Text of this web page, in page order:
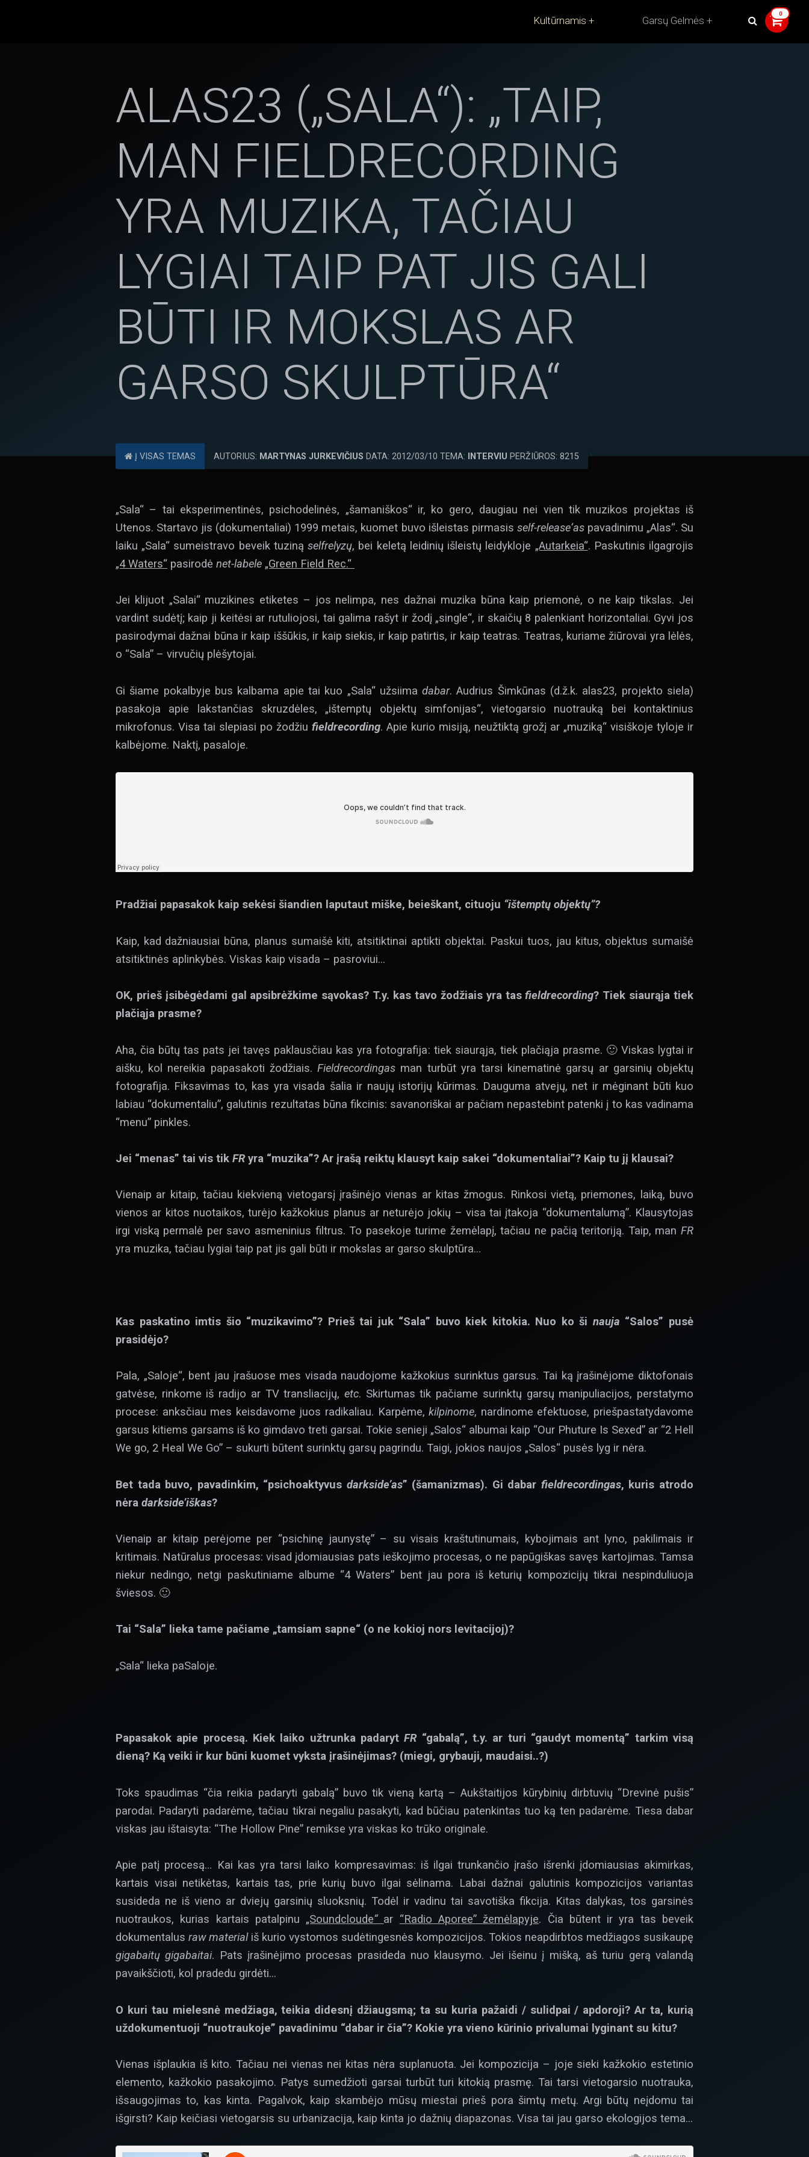
Kultūrnamis Garsų Gelmės
ALAS23 („SALA“): „TAIP,
MAN FIELDRECORDING
YRA MUZIKA, TAČIAU
LYGIAI TAIP PAT JIS GALI
BŪTI IR MOKSLAS AR
GARSO SKULPTŪRA“
Į VISAS TEMAS AUTORIUS: MARTYNAS JURKEVIČIUS DATA: 2012/03/10 TEMA: INTERVIU PERŽIŪROS: 8215
„Sala“ – tai eksperimentinės, psichodelinės, „šamaniškos“ ir, ko gero, daugiau nei vien tik muzikos projektas iš
Utenos. Startavo jis (dokumentaliai) 1999 metais, kuomet buvo išleistas pirmasis self-release‘aspavadinimu „Alas“. Su
laiku „Sala“ sumeistravo beveik tuzinąselfrelyzų, bei keletą leidinių išleistų leidykloje „Autarkeia“. Paskutinis ilgagrojis
„4 Waters“ pasirodė net-labele „Green Field Rec.“
Jei klijuot „Salai“ muzikines etiketes – jos nelimpa, nes dažnai muzika būna kaip priemonė, o ne kaip tikslas. Jei
vardint sudėtį; kaip ji keitėsi ar rutuliojosi, tai galima rašyt ir žodį „single“, ir skaičių 8 palenkiant horizontaliai. Gyvi jos
pasirodymai dažnai būna ir kaip iššūkis, ir kaip siekis, ir kaip patirtis, ir kaip teatras. Teatras, kuriame žiūrovai yra lėlės,
o “Sala” – virvučių plėšytojai.
Gi šiame pokalbyje bus kalbama apie tai kuo „Sala“ užsiimadabar. Audrius Šimkūnas (d.ž.k. alas23, projekto siela)
pasakoja apie lakstančias skruzdėles, „ištemptų objektų simfonijas“, vietogarsio nuotrauką bei kontaktinius
mikrofonus. Visa tai slepiasi po žodžiu fieldrecording. Apie kurio misiją, neužtiktą grožį ar „muziką“ visiškoje tyloje ir
kalbėjome. Naktį, pasaloje.
Pradžiai papasakok kaip sekėsi šiandien laputaut miške, beieškant, cituoju “ištemptų objektų”?
Kaip, kad dažniausiai būna, planus sumaišė kiti, atsitiktinai aptikti objektai. Paskui tuos, jau kitus, objektus sumaišė
atsitiktinės aplinkybės. Viskas kaip visada – pasroviui…
OK, prieš įsibėgėdami gal apsibrėžkime sąvokas? T.y. kas tavo žodžiais yra tasfieldrecording? Tiek siaurąja tiek
plačiąja prasme?
Aha, čia būtų tas pats jei tavęs paklausčiau kas yra fotografija: tiek siaurąja, tiek plačiąja prasme. 🙂 Viskas lygtai ir
aišku, kol nereikia papasakoti žodžiais.Fieldrecordingas man turbūt yra tarsi kinematinė garsų ar garsinių objektų
fotografija. Fiksavimas to, kas yra visada šalia ir naujų istorijų kūrimas. Dauguma atvejų, net ir mėginant būti kuo
labiau “dokumentaliu”, galutinis rezultatas būna fikcinis: savanoriškai ar pačiam nepastebint patenki į to kas vadinama
“menu” pinkles.
Jei “menas” tai vis tik FRyra “muzika”? Ar įrašą reiktų klausyt kaip sakei “dokumentaliai”? Kaip tu jį klausai?
Vienaip ar kitaip, tačiau kiekvieną vietogarsį įrašinėjo vienas ar kitas žmogus. Rinkosi vietą, priemones, laiką, buvo
vienos ar kitos nuotaikos, turėjo kažkokius planus ar neturėjo jokių – visa tai įtakoja “dokumentalumą”. Klausytojas
irgi viską permalė per savo asmeninius filtrus. To pasekoje turime žemėlapį, tačiau ne pačią teritoriją. Taip, man FR
yra muzika, tačiau lygiai taip pat jis gali būti ir mokslas ar garso skulptūra…
Kas paskatino imtis šio “muzikavimo”? Prieš tai juk “Sala” buvo kiek kitokia. Nuo ko ši nauja “Salos” pusė
prasidėjo?
Pala, „Saloje“, bent jau įrašuose mes visada naudojome kažkokius surinktus garsus. Tai ką įrašinėjome diktofonais
gatvėse, rinkome iš radijo ar TV transliacijų, etc. Skirtumas tik pačiame surinktų garsų manipuliacijos, perstatymo
procese: anksčiau mes keisdavome juos radikaliau. Karpėme,kilpinome, nardinome efektuose, priešpastatydavome
garsus kitiems garsams iš ko gimdavo treti garsai. Tokie senieji „Salos“ albumai kaip “Our Phuture Is Sexed” ar “2 Hell
We go, 2 Heal We Go” – sukurti būtent surinktų garsų pagrindu. Taigi, jokios naujos „Salos“ pusės lyg ir nėra.
Bet tada buvo, pavadinkim, “psichoaktyvus darkside’as” (šamanizmas). Gi dabar fieldrecordingas, kuris atrodo
nėra darkside’iškas?
Vienaip ar kitaip perėjome per “psichinę jaunystę” – su visais kraštutinumais, kybojimais ant lyno, pakilimais ir
kritimais. Natūralus procesas: visad įdomiausias pats ieškojimo procesas, o ne papūgiškas savęs kartojimas. Tamsa
niekur nedingo, netgi paskutiniame albume “4 Waters” bent jau pora iš keturių kompozicijų tikrai nespinduliuoja
šviesos. 🙂
Tai “Sala” lieka tame pačiame „tamsiam sapne“ (o ne kokioj nors levitacijoj)?
„Sala“ lieka paSaloje.
Papasakok apie procesą. Kiek laiko užtrunka padarytFR“gabalą”, t.y. ar turi “gaudyt momentą” tarkim visą
dieną? Ką veiki ir kur būni kuomet vyksta įrašinėjimas? (miegi, grybauji, maudaisi..?)
Toks spaudimas “čia reikia padaryti gabalą” buvo tik vieną kartą – Aukštaitijos kūrybinių dirbtuvių “Drevinė pušis”
parodai. Padaryti padarėme, tačiau tikrai negaliu pasakyti, kad būčiau patenkintas tuo ką ten padarėme. Tiesa dabar
viskas jau ištaisyta: “The Hollow Pine” remikse yra viskas ko trūko originale.
Apie patį procesą… Kai kas yra tarsi laiko kompresavimas: iš ilgai trunkančio įrašo išrenki įdomiausias akimirkas,
kartais visai netikėtas, kartais tas, prie kurių buvo ilgai sėlinama. Labai dažnai galutinis kompozicijos variantas
susideda ne iš vieno ar dviejų garsinių sluoksnių. Todėl ir vadinu tai savotiška fikcija. Kitas dalykas, tos garsinės
nuotraukos, kurias kartais patalpinu „Soundcloude“ ar “Radio Aporee” žemėlapyje. Čia būtent ir yra tas beveik
dokumentalus raw material iš kurio vystomos sudėtingesnės kompozicijos. Tokios neapdirbtos medžiagos susikaupę
gigabaitų gigabaitai. Pats įrašinėjimo procesas prasideda nuo klausymo. Jei išeinu į mišką, aš turiu gerą valandą
pavaikščioti, kol pradedu girdėti…
O kuri tau mielesnė medžiaga, teikia didesnį džiaugsmą; ta su kuria pažaidi / sulidpai / apdoroji? Ar ta, kurią
uždokumentuoji “nuotraukoje” pavadinimu “dabar ir čia”? Kokie yra vieno kūrinio privalumai lyginant su kitu?
Vienas išplaukia iš kito. Tačiau nei vienas nei kitas nėra suplanuota. Jei kompozicija – joje sieki kažkokio estetinio
elemento, kažkokio pasakojimo. Patys sumedžioti garsai turbūt turi kitokią prasmę. Tai tarsi vietogarsio nuotrauka,
išsaugojimas to, kas kinta. Pagalvok, kaip skambėjo mūsų miestai prieš pora šimtų metų. Argi būtų neįdomu tai
išgirsti? Kaip keičiasi vietogarsis su urbanizacija, kaip kinta jo dažnių diapazonas. Visa tai jau garso ekologijos tema…